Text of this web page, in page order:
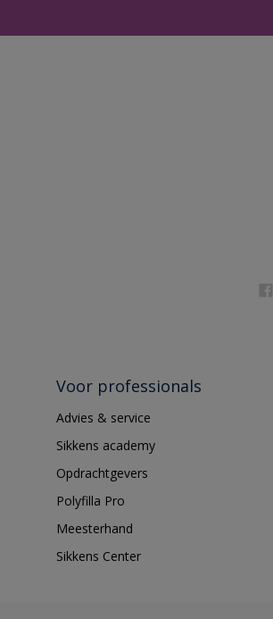
Voor professionals
Advies & service
Sikkens academy
Opdrachtgevers
Polyfilla Pro
Meesterhand
Sikkens Center